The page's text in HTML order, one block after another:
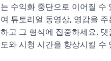
는 수익화 중단으로 이어질
여 튜토리얼 동영상, 영감을
하고 그 형식에 집중하세요.
도와 시청 시간을 향상시킬 수